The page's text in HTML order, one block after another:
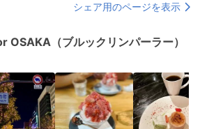
シェア用のページを表示
OSAKA（ブルックリンパーラー）